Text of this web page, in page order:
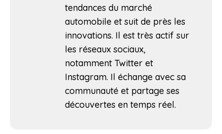
tendances du marché
automobile et suit de près les
innovations. Il est très actif sur
les réseaux sociaux,
notamment Twitter et
Instagram. Il échange avec sa
communauté et partage ses
découvertes en temps réel.